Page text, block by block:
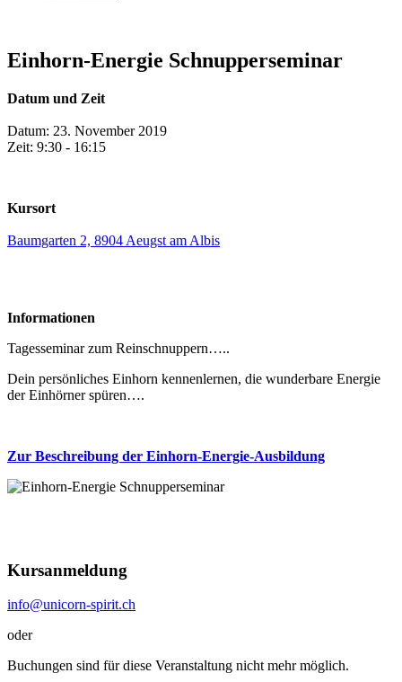
Einhorn-Energie Schnupperseminar
Datum und Zeit
Datum: 23. November 2019
Zeit: 9:30 - 16:15
Kursort
Baumgarten 2, 8904 Aeugst am Albis
Informationen
Tagesseminar zum Reinschnuppern…..
Dein persönliches Einhorn kennenlernen, die wunderbare Energie
der Einhörner spüren….
Zur Beschreibung der Einhorn-Energie-Ausbildung
Kursanmeldung
info@unicorn-spirit.ch
oder
Buchungen sind für diese Veranstaltung nicht mehr möglich.